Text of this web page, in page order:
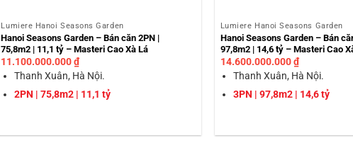
Lumiere Hanoi Seasons Garden
Hanoi Seasons Garden – Bán căn 2PN |
75,8m2 | 11,1 tỷ – Masteri Cao Xà Lá
11.100.000.000₫
Thanh Xuân, Hà Nội.
2PN | 75,8m2 | 11,1 tỷ
Lumiere Hanoi Seasons Garden
Hanoi Seasons Garden – Bán
97,8m2 | 14,6 tỷ – Masteri Cao
14.600.000.000₫
Thanh Xuân, Hà Nội.
3PN | 97,8m2 | 14,6 tỷ